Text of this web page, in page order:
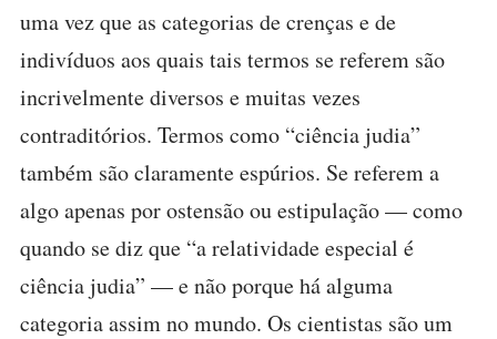
uma vez que as categorias de crenças e de
indivíduos aos quais tais termos se referem são
incrivelmente diversos e muitas vezes
contraditórios. Termos como “ciência judia”
também são claramente espúrios. Se referem a
algo apenas por ostensão ou estipulação — como
quando se diz que “a relatividade especial é
ciência judia” — e não porque há alguma
categoria assim no mundo. Os cientistas são um